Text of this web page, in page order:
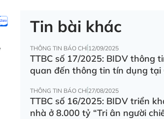
Tin bài khác
THÔNG TIN BÁO CHÍ12/09/2025
TTBC số 17/2025: BIDV thông
quan đến thông tin tín dụng tại
THÔNG TIN BÁO CHÍ27/08/2025
TTBC số 16/2025: BIDV triển
nhà ở 8.000 tỷ “Tri ân người chiến sĩ” lãi